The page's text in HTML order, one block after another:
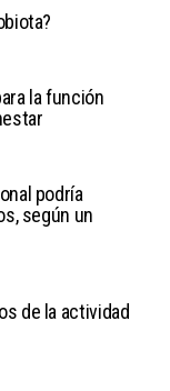
la función
podría
según un
de la actividad